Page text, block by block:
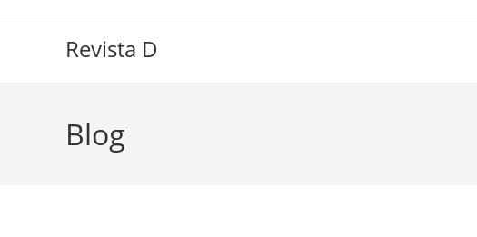
Revista D
Blog